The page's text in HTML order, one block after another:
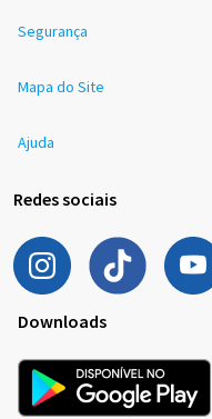
Segurança
Mapa do Site
Ajuda
Redes sociais
Downloads